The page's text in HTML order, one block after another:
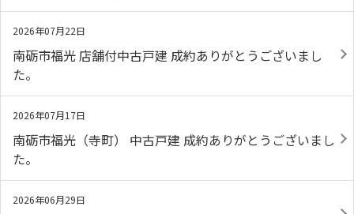
2026年07月22日
南砺市福光 店舗付中古戸建 成約ありがとうございまし
た。
2026年07月17日
南砺市福光（寺町） 中古戸建 成約ありがとうございまし
た。
2026年06月29日